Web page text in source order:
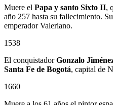
Muere el Papa y santo Sixto II,
año 257 hasta su fallecimiento.
emperador Valeriano.
1538
El conquistadorGonzalo
Santa Fe de Bogotá, capital de
1660